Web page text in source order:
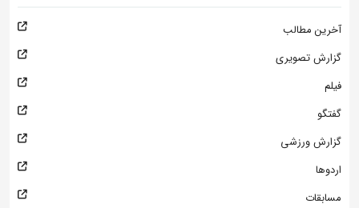
آخرین مطالب
گزارش تصویری
فیلم
گفتگو
گزارش ورزشی
اردوها
مسابقات